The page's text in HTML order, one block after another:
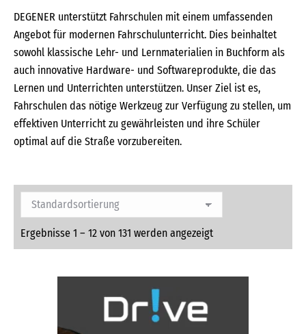
DEGENER unterstützt Fahrschulen mit einem umfassenden
Angebot für modernen Fahrschulunterricht. Dies beinhaltet
sowohl klassische Lehr- und Lernmaterialien in Buchform als
auch innovative Hardware- und Softwareprodukte, die das
Lernen und Unterrichten unterstützen. Unser Ziel ist es,
Fahrschulen das nötige Werkzeug zur Verfügung zu stellen, um
effektiven Unterricht zu gewährleisten und ihre Schüler
optimal auf die Straße vorzubereiten.
Ergebnisse 1 – 12 von 131 werden angezeigt